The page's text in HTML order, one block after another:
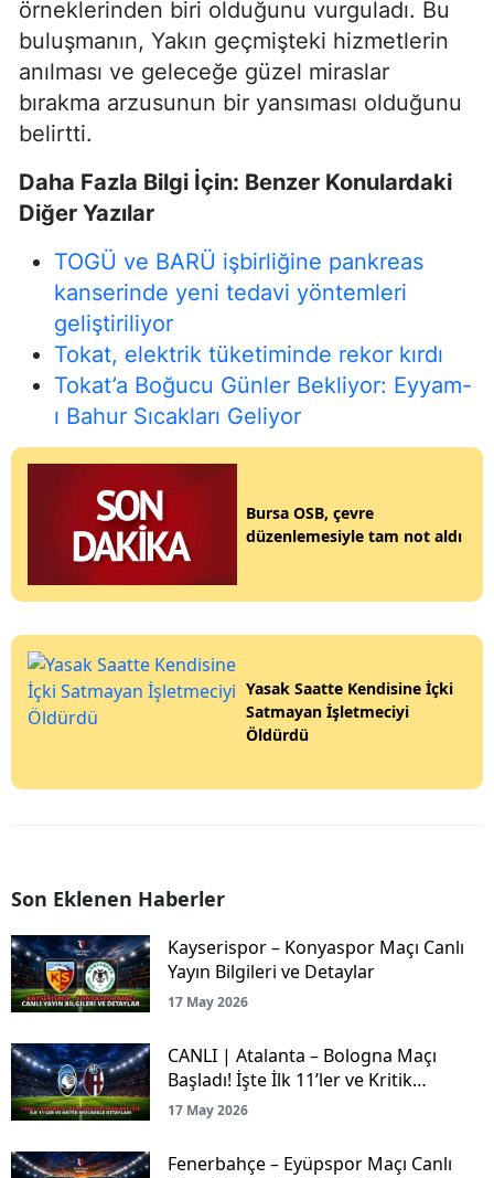
örneklerinden biri olduğunu vurguladı. Bu
buluşmanın, Yakın geçmişteki hizmetlerin
anılması ve geleceğe güzel miraslar
bırakma arzusunun bir yansıması olduğunu
belirtti.
Daha Fazla Bilgi İçin: Benzer Konulardaki
Diğer Yazılar
TOGÜ ve BARÜ işbirliğine pankreas
kanserinde yeni tedavi yöntemleri
geliştiriliyor
Tokat, elektrik tüketiminde rekor kırdı
Tokat’a Boğucu Günler Bekliyor: Eyyam-
ı Bahur Sıcakları Geliyor
Bursa OSB, çevre
düzenlemesiyle tam not aldı
Yasak Saatte Kendisine İçki
Satmayan İşletmeciyi
Öldürdü
Son Eklenen Haberler
Kayserispor – Konyaspor Maçı Canlı
Yayın Bilgileri ve Detaylar
17 May 2026
CANLI | Atalanta – Bologna Maçı
Başladı! İşte İlk 11’ler ve Kritik
Mücadele Detayları
17 May 2026
Fenerbahçe – Eyüpspor Maçı Canlı